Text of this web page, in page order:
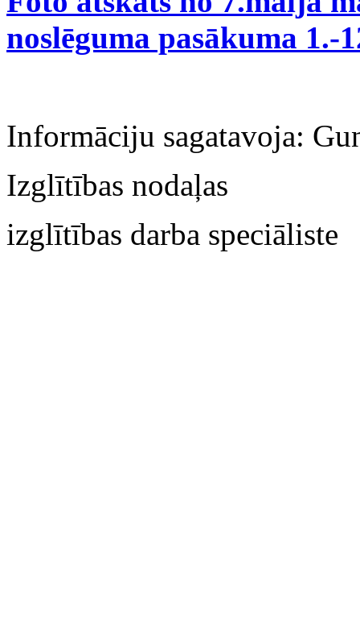
noslēguma pasākuma 1.-
‌Informāciju sagatavoja:
Izglītības nodaļas
izglītības darba speciāliste